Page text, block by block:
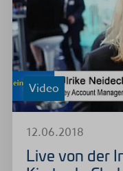
Video
12.06.2018
Live von der